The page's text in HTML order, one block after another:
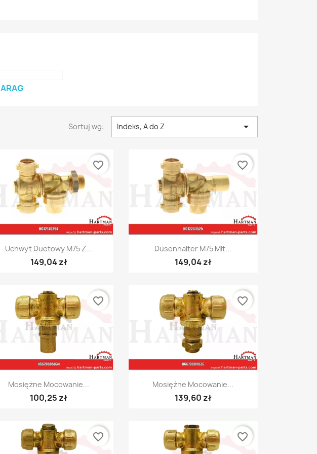
ARAG
Sortuj wg: Indeks, A do Z 
Szybki podgląd
Uchwyt Duetowy M75 Z...
149,04 zł
favorite_border
Szybki podgląd
Düsenhalter M75 Mit...
149,04 zł
favorite_border
Szybki podgląd
Mosiężne Mocowanie...
100,25 zł
favorite_border
Szybki podgląd
Mosiężne Mocowanie...
139,60 zł
favorite_border
favorite_border favorite_border